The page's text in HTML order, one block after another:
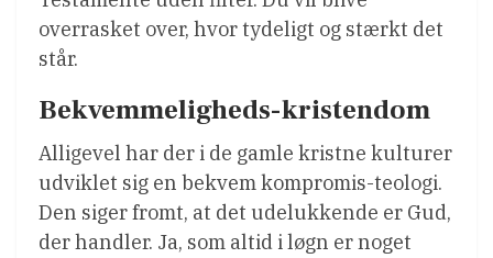
overrasket over, hvor tydeligt og stærkt det
står.
Bekvemmeligheds-kristendom
Alligevel har der i de gamle kristne kulturer
udviklet sig en bekvem kompromis-teologi.
Den siger fromt, at det udelukkende er Gud,
der handler. Ja, som altid i løgn er noget